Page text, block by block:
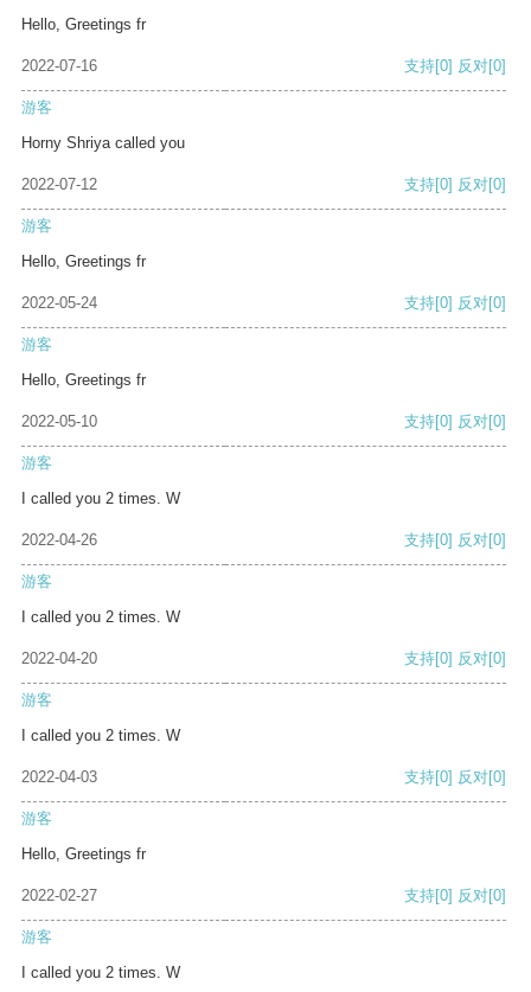
Hello, Greetings fr
2022-07-16 支持[0] 反对[0]
游客
Horny Shriya called you
2022-07-12 支持[0] 反对[0]
游客
Hello, Greetings fr
2022-05-24 支持[0] 反对[0]
游客
Hello, Greetings fr
2022-05-10 支持[0] 反对[0]
游客
I called you 2 times. W
2022-04-26 支持[0] 反对[0]
游客
I called you 2 times. W
2022-04-20 支持[0] 反对[0]
游客
I called you 2 times. W
2022-04-03 支持[0] 反对[0]
游客
Hello, Greetings fr
2022-02-27 支持[0] 反对[0]
游客
I called you 2 times. W